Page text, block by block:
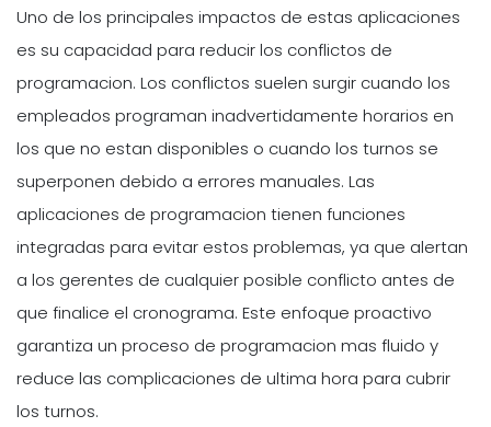
Uno de los principales impactos de estas aplicaciones
es su capacidad para reducir los conflictos de
programacion. Los conflictos suelen surgir cuando los
empleados programan inadvertidamente horarios en
los que no estan disponibles o cuando los turnos se
superponen debido a errores manuales. Las
aplicaciones de programacion tienen funciones
integradas para evitar estos problemas, ya que alertan
a los gerentes de cualquier posible conflicto antes de
que finalice el cronograma. Este enfoque proactivo
garantiza un proceso de programacion mas fluido y
reduce las complicaciones de ultima hora para cubrir
los turnos.